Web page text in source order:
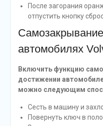
После загорания
отпустить кнопку
автомобилях
Включить функцию
достижении
можно следующим
Сесть в машину и
Повернуть ключ в